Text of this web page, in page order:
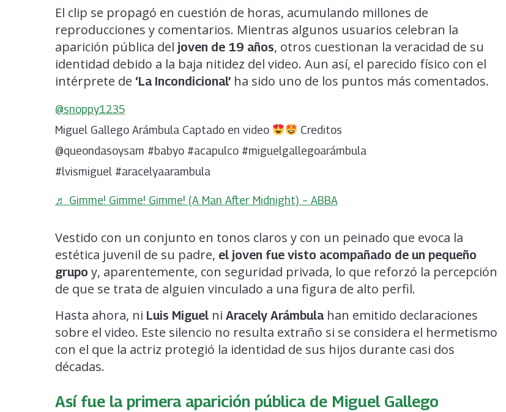
El clip se propagó en cuestión de horas, acumulando millones de
reproducciones y comentarios. Mientras algunos usuarios celebran la
aparición pública del joven de 19 años, otros cuestionan la veracidad de su
identidad debido a la baja nitidez del video. Aun así, el parecido físico con el
intérprete de ‘La Incondicional’ ha sido uno de los puntos más comentados.
@snoppy1235
Miguel Gallego Arámbula Captado en video
Creditos
@queondasoysam #babyo #acapulco #miguelgallegoarámbula
#lvismiguel #aracelyaarambula
♬ Gimme! Gimme! Gimme! (A Man After Midnight) – ABBA
Vestido con un conjunto en tonos claros y con un peinado que evoca la
estética juvenil de su padre, el joven fue visto acompañado de un pequeño
grupo y, aparentemente, con seguridad privada, lo que reforzó la percepción
de que se trata de alguien vinculado a una figura de alto perfil.
Hasta ahora, ni Luis Miguel ni Aracely Arámbulahan emitido declaraciones
sobre el video. Este silencio no resulta extraño si se considera el hermetismo
con el que la actriz protegió la identidad de sus hijos durante casi dos
décadas.
Así fue la primera aparición pública de Miguel Gallego